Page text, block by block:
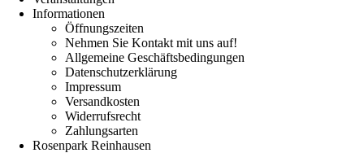
Informationen
Öffnungszeiten
Nehmen Sie Kontakt mit uns auf!
Allgemeine Geschäftsbedingungen
Datenschutzerklärung
Impressum
Versandkosten
Widerrufsrecht
Zahlungsarten
Rosenpark Reinhausen